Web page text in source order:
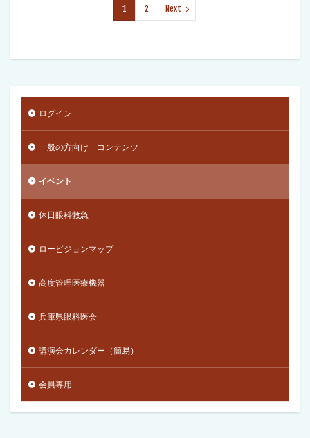
1 2 Next
ログイン
一般の方向け コンテンツ
イベント
休日眼科救急
ロービジョンマップ
高度管理医療機器
兵庫県眼科医会
講演会カレンダー（簡易）
会員専用